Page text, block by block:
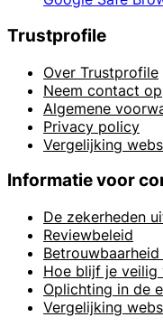
Trustprofile
Over Trustprofile
Neem contact op
Algemene
Privacy policy
Vergelijking
Informatie voor
De zekerheden
Reviewbeleid
Hoe blijf je
Oplichting in de
Vergelijking